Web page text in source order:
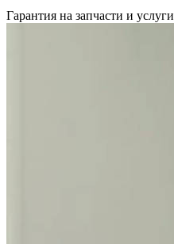
Гарантия на запчасти и услуги